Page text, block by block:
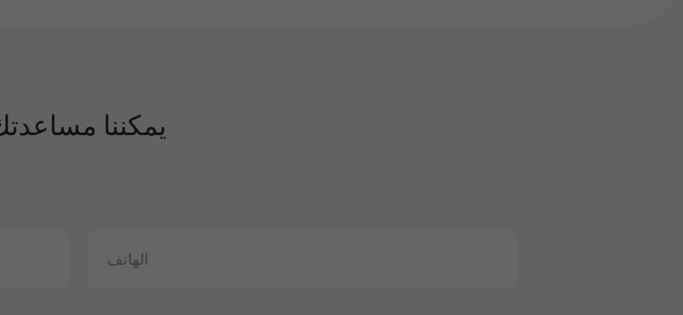
يمكننا